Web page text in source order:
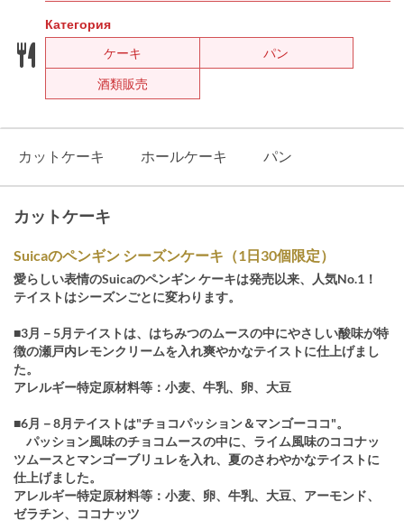
Категория
ケーキ
パン
酒類販売
カットケーキ ホールケーキ パン
カットケーキ
Suicaのペンギン シーズンケーキ（1日30個限定）
愛らしい表情のSuicaのペンギン ケーキは発売以来、人気No.1！
テイストはシーズンごとに変わります。
■3月－5月テイストは、はちみつのムースの中にやさしい酸味が特
徴の瀬戸内レモンクリームを入れ爽やかなテイストに仕上げまし
た。
アレルギー特定原材料等：小麦、牛乳、卵、大豆
■6月－8月テイストは"チョコパッション＆マンゴーココ"。
パッション風味のチョコムースの中に、ライム風味のココナッ
ツムースとマンゴーブリュレを入れ、夏のさわやかなテイストに
仕上げました。
アレルギー特定原材料等：小麦、卵、牛乳、大豆、アーモンド、
ゼラチン、ココナッツ